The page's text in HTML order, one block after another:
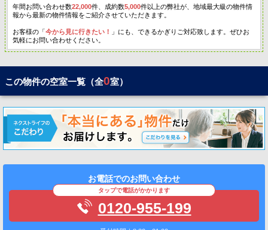
年間お問い合わせ数22,000件、成約数5,000件以上の弊社が、地域最大級の物件情
報から最新の物件情報をご紹介させていただきます。
お客様の「今から見に行きたい！
」にも、できるかぎりご対応致します。ぜひお
気軽にお問い合わせください。
この物件の空室一覧（全0室）
お電話でのお問い合わせ
タップで電話がかかります
0120-955-199